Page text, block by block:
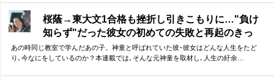
て振り返っていただきました。 ゴールから逆算して計画した上で、「全力で努力」
より「淡々と継続」 ーー実体験に基づく重松さんのお話は、受験勉強に励む方に多
くの示唆を与えてくれるはずです。
桜蔭→東大文1合格も挫折し引きこもりに…"負け
知らず"だった彼女の初めての失敗と再起のきっ
かけ
あの時同じ教室で学んだあの子。神童と呼ばれていた彼･彼女はどんな人生をたど
り､今なにをしているのか？本連載では､そんな元神童を取材し､人生の紆余…